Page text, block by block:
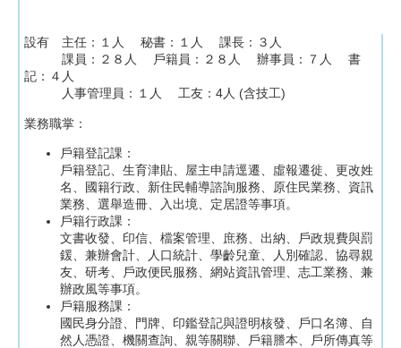
設有 主任：１人 秘書：１人 課長：３人
課員：２８人 戶籍員：２８人 辦事員：７人 書
記：４人
人事管理員：１人 工友：4人 (含技工)
業務職掌：
戶籍登記課：
戶籍登記、生育津貼、屋主申請逕遷、虛報遷徙、更改姓
名、國籍行政、新住民輔導諮詢服務、原住民業務、資訊
業務、選舉造冊、入出境、定居證等事項。
戶籍行政課：
文書收發、印信、檔案管理、庶務、出納、戶政規費與罰
鍰、兼辦會計、人口統計、學齡兒童、人別確認、協尋親
友、研考、戶政便民服務、網站資訊管理、志工業務、兼
辦政風等事項。
戶籍服務課：
國民身分證、門牌、印鑑登記與證明核發、戶口名簿、自
然人憑證、機關查詢、親等關聯、戶籍謄本、戶所傳真等